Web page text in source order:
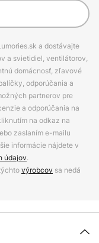
a dostávajte
a svietidiel, ventilátorov,
domácnosť, zľavové
odporúčania a
partnerov pre
a odporúčania na
na odkaz na
zaslaním e-mailu
informácie nájdete v
údajov.
výrobcov sa nedá